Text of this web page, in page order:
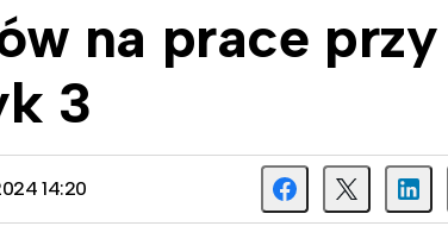
na prace przy
3
14:20